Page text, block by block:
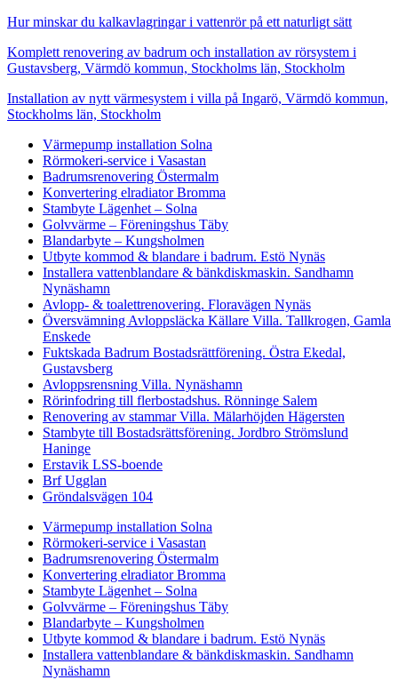
Hur minskar du kalkavlagringar i vattenrör på ett naturligt sätt
Komplett renovering av badrum och installation av rörsystem i
Gustavsberg, Värmdö kommun, Stockholms län, Stockholm
Installation av nytt värmesystem i villa på Ingarö, Värmdö kommun,
Stockholms län, Stockholm
Värmepump installation Solna
Rörmokeri-service i Vasastan
Badrumsrenovering Östermalm
Konvertering elradiator Bromma
Stambyte Lägenhet – Solna
Golvvärme – Föreningshus Täby
Blandarbyte – Kungsholmen
Utbyte kommod & blandare i badrum. Estö Nynäs
Installera vattenblandare & bänkdiskmaskin. Sandhamn
Nynäshamn
Avlopp- & toalettrenovering. Floravägen Nynäs
Översvämning Avloppsläcka Källare Villa. Tallkrogen, Gamla
Enskede
Fuktskada Badrum Bostadsrättförening. Östra Ekedal,
Gustavsberg
Avloppsrensning Villa. Nynäshamn
Rörinfodring till flerbostadshus. Rönninge Salem
Renovering av stammar Villa. Mälarhöjden Hägersten
Stambyte till Bostadsrättsförening. Jordbro Strömslund
Haninge
Erstavik LSS-boende
Brf Ugglan
Gröndalsvägen 104
Värmepump installation Solna
Rörmokeri-service i Vasastan
Badrumsrenovering Östermalm
Konvertering elradiator Bromma
Stambyte Lägenhet – Solna
Golvvärme – Föreningshus Täby
Blandarbyte – Kungsholmen
Utbyte kommod & blandare i badrum. Estö Nynäs
Installera vattenblandare & bänkdiskmaskin. Sandhamn
Nynäshamn